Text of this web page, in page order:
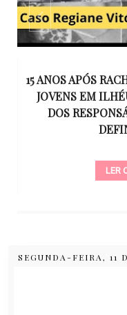
DOIS
UM KIT
DE
VIROU
SEGUNDA-FEIRA, 11